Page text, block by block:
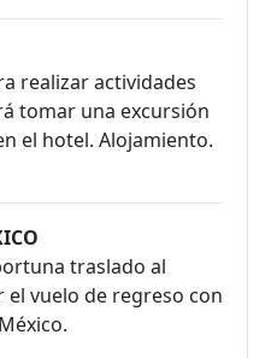
realizar actividades
tomar una excursión
el hotel. Alojamiento.
traslado al
vuelo de regreso con